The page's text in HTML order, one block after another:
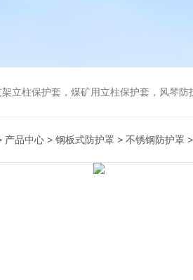
立柱保护套，煤矿用立柱保护套，风琴
产品中心 > 钢板式防护罩 > 不锈钢防护罩